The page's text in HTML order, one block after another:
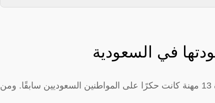
في السعودية
وفقًا للأمر الملكي الصادر، تم إلغاء سعودة 13 مهنة كانت حكرًا على المواطنين السعوديين سابقًا. ومن